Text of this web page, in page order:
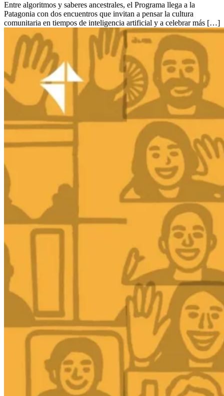
Entre algoritmos y saberes ancestrales, el Programa llega a la
Patagonia con dos encuentros que invitan a pensar la cultura
comunitaria en tiempos de inteligencia artificial y a celebrar más […]